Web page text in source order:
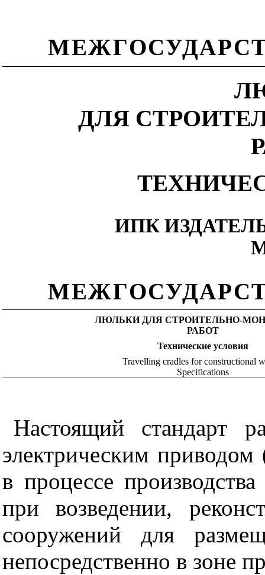
ДЛЯ
ИПК
ЛЮЛЬКИ ДЛЯ СТРОИТЕЛЬНО-
РАБОТ
Технические условия
Travelling cradles for constructional
Specifications
Настоящий стандарт
электрическим
в процессе
при возведении,
сооружений для
непосредственно в зоне